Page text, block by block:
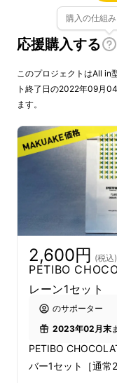
・食べ続けるこ
・低GIで、あ
ポートしてく
ないお菓子
PETIBO（プ
「あったらい
開発したのは
を主宰する大
きっかけで、
優しい原材料
菓子を作ってい
このプロジェ
悪感のないお菓
応援購入する
購入の仕組
このプロジェクトはAll in
ト終了日の2022年09月
ます。
2,600円 (税込)
PETIBO
レーン1セット
のサポーター
2023年02月末
PETIBO
バー1セット［通常